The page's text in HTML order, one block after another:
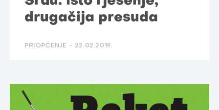
drugačija presuda
PRIOPĆENJE - 22.02.2019.